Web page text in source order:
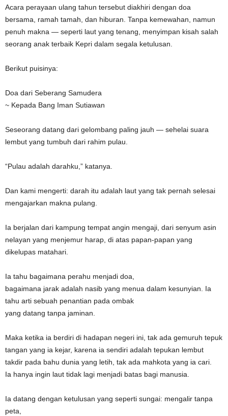
Acara perayaan ulang tahun tersebut diakhiri dengan doa
bersama, ramah tamah, dan hiburan. Tanpa kemewahan, namun
penuh makna — seperti laut yang tenang, menyimpan kisah salah
seorang anak terbaik Kepri dalam segala ketulusan.
Berikut puisinya:
Doa dari Seberang Samudera
~ Kepada Bang Iman Sutiawan
Seseorang datang dari gelombang paling jauh — sehelai suara
lembut yang tumbuh dari rahim pulau.
“Pulau adalah darahku,” katanya.
Dan kami mengerti: darah itu adalah laut yang tak pernah selesai
mengajarkan makna pulang.
Ia berjalan dari kampung tempat angin mengaji, dari senyum asin
nelayan yang menjemur harap, di atas papan-papan yang
dikelupas matahari.
Ia tahu bagaimana perahu menjadi doa,
bagaimana jarak adalah nasib yang menua dalam kesunyian. Ia
tahu arti sebuah penantian pada ombak
yang datang tanpa jaminan.
Maka ketika ia berdiri di hadapan negeri ini, tak ada gemuruh tepuk
tangan yang ia kejar, karena ia sendiri adalah tepukan lembut
takdir pada bahu dunia yang letih, tak ada mahkota yang ia cari.
Ia hanya ingin laut tidak lagi menjadi batas bagi manusia.
Ia datang dengan ketulusan yang seperti sungai: mengalir tanpa
peta,